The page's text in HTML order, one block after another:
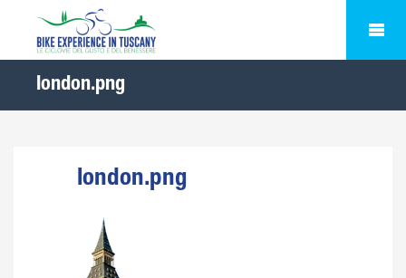
london.png
london.png